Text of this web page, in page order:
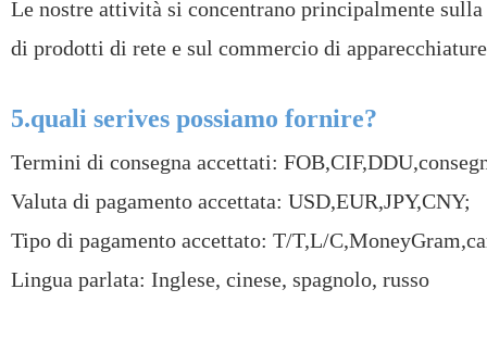
Le nostre attività si concentrano principalmente
di prodotti di rete e sul commercio di
5.quali serives possiamo fornire?
Termini di consegna accettati:
Valuta di pagamento accettata: USD,EUR,JPY,CNY;
Tipo di pagamento accettato: T/T,L/
Lingua parlata: Inglese, cinese, spagnolo, russo